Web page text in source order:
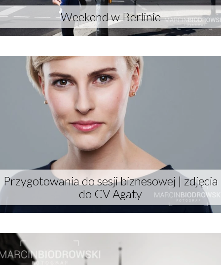
Weekend w Berlinie
Przygotowania do sesji biznesowej | zdjęcia
do CV Agaty